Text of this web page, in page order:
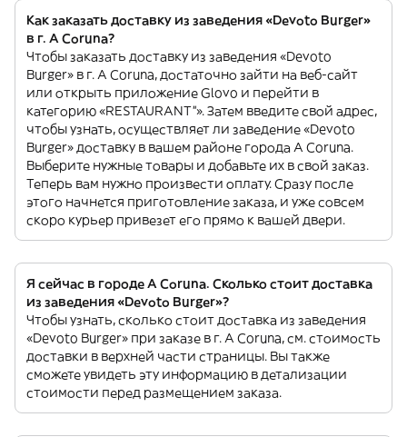
Как заказать доставку из заведения «Devoto Burger»
в г. A Coruna?
Чтобы заказать доставку из заведения «Devoto
Burger» в г. A Coruna, достаточно зайти на веб-сайт
или открыть приложение Glovo и перейти в
категорию «RESTAURANT”». Затем введите свой адрес,
чтобы узнать, осуществляет ли заведение «Devoto
Burger» доставку в вашем районе города A Coruna.
Выберите нужные товары и добавьте их в свой заказ.
Теперь вам нужно произвести оплату. Сразу после
этого начнется приготовление заказа, и уже совсем
скоро курьер привезет его прямо к вашей двери.
Я сейчас в городе A Coruna. Сколько стоит доставка
из заведения «Devoto Burger»?
Чтобы узнать, сколько стоит доставка из заведения
«Devoto Burger» при заказе в г. A Coruna, см. стоимость
доставки в верхней части страницы. Вы также
сможете увидеть эту информацию в детализации
стоимости перед размещением заказа.